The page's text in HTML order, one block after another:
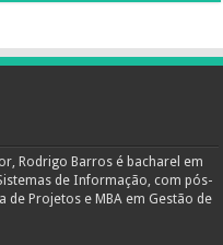
Rodrigo Barros é bacharel em
de Informação, com pós-
de Projetos e MBA em Gestão de